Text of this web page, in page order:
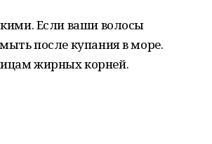
Если ваши волосы
после купания в море.
жирных корней.